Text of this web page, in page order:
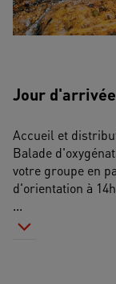
Jour d'arrivée
Accueil et
Balade
votre groupe en
d'orientation à
...